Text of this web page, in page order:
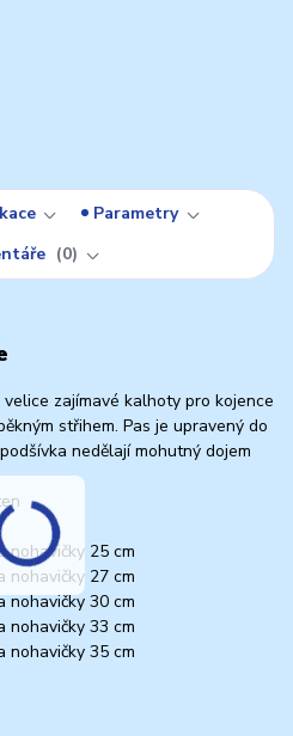
Parametry
0
zajímavé kalhoty pro kojence
střihem. Pas je upravený do
nedělají mohutný dojem
nohavičky 25 cm
nohavičky 27 cm
nohavičky 30 cm
nohavičky 33 cm
nohavičky 35 cm